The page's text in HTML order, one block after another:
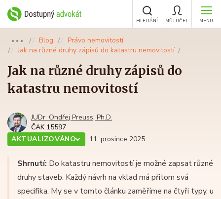
MENU
MŮJ ÚČET
HLEDÁNÍ
●●● Blog
Právo nemovitostí
Jak na různé druhy zápisů do katastru nemovitostí
Jak na různé druhy zápisů do
katastru nemovitostí
JUDr. Ondřej Preuss, Ph.D.
ČAK 15597
AKTUALIZOVÁNO
11. prosince 2025
Shrnutí: Do katastru nemovitostí je možné zapsat různé
druhy staveb. Každý návrh na vklad má přitom svá
specifika. My se v tomto článku zaměříme na čtyři typy, u